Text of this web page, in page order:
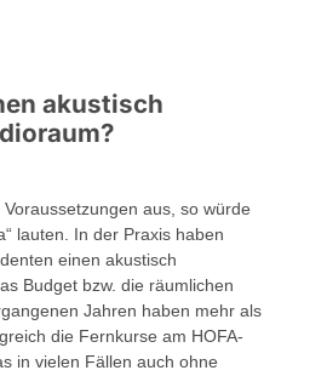
akustisch
aus, so würde
lauten. In der Praxis haben
einen akustisch
Budget bzw. die räumlichen
Jahren haben mehr als
die Fernkurse am HOFA-
in vielen Fällen auch ohne